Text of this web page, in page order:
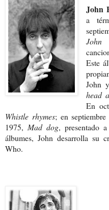
John
a
John
Este
John
head
En
Whistle rhymes; en
1975, Mad dog, presentado
álbumes, John desarrolla su
Who.